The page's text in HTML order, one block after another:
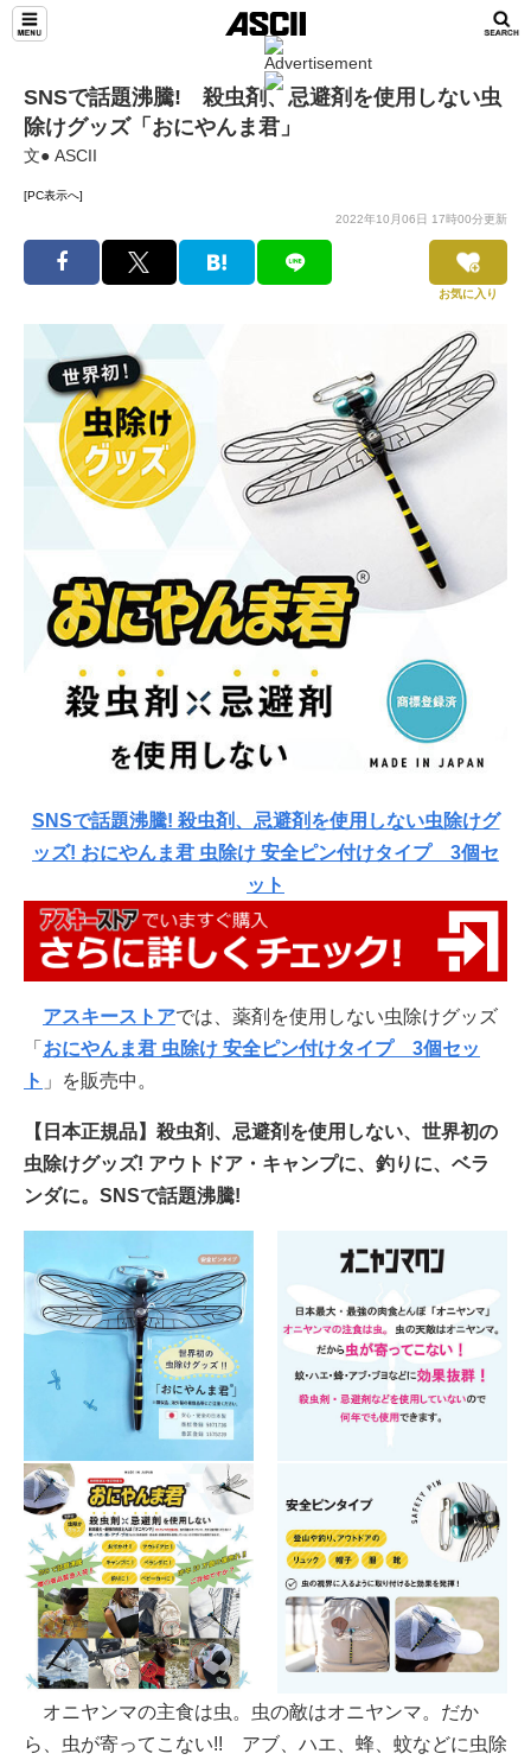
SNSで話題沸騰! 殺虫剤、忌避剤を使用しない虫
除けグッズ「おにやんま君」
文● ASCII
[PC表示へ]
2022年10月06日 17時00分更新
お気に入り
SNSで話題沸騰! 殺虫剤、忌避剤を使用しない虫除けグ
ッズ! おにやんま君 虫除け 安全ピン付けタイプ 3個セ
ット
アスキーストアでは、薬剤を使用しない虫除けグッズ
「 おにやんま君 虫除け 安全ピン付けタイプ 3個セッ
ト 」を販売中。
【日本正規品】殺虫剤、忌避剤を使用しない、世界初の
虫除けグッズ! アウトドア・キャンプに、釣りに、ベラ
ンダに。SNSで話題沸騰!
オニヤンマの主食は虫。虫の敵はオニヤンマ。だか
ら、虫が寄ってこない!! アブ、ハエ、蜂、蚊などに虫除